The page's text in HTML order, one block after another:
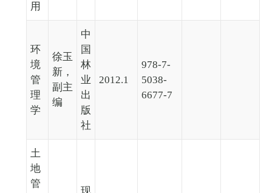
用
环
境
管
理
学
徐玉
新，
副主
编
中
国
林
业
出
版
社
2012.1
978-7-
5038-
6677-7
土
地
管